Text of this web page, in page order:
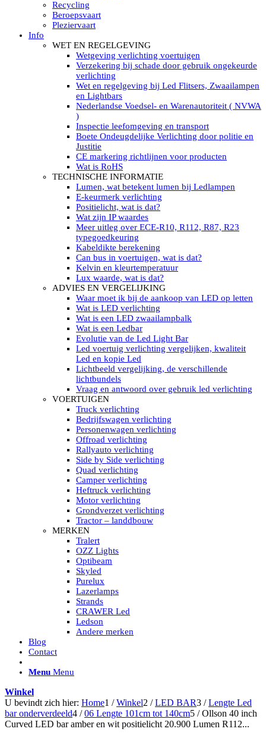
Led werklamp tractor
Led werklamp ADR
Led werklamp drukwaterdicht IP69K
Led werklampen assortiment Tralert
Led breedstralers Lazer
Led werklampen in Subcategorieën
LED WERKVERLICHTING
LED’s work werklamp met accu
LED’s work werklamp portable 220V
LED’s work werklamp Hybride
Led lichtslang 220 Volt
LED’s work werklamp met statief 220V
LED’s light PRO schijnwerpers 220V
LED High Bay verlichting 220V
Subcategorieën Led werkverlichting
LED SIGNALISATIE
Led Flitsers
Werkverlichting met Led flitsers
Led zwaailampbalk
Led Multi zwaailampbalk
Led flitsbalk compact
Traffic Advisors
Led zwaailicht
Accessoires signalering
Led signalisatie in Subcategorieën
LED KOPLAMPEN GEKEURD
Led koplampen inbouw
Led koplampen opbouw
Led koplampen tractoren
Subcategorieën Led koplampen
LED ZOEKLICHT
Electrische Led zoeklamp Allremote
Electrisch Led zoeklicht Golight
Marinco Roestvrijstaal Led zoeklicht
Elektrisch Led zoeklicht diverse
Led zoeklamp accessoires ALLremote
Led zoeklicht 230V
Subcategorieën Led zoeklichten
HELLA MARINE LED
Sea Hawk – Light Bars
Sea Hawk – Light Bars – Edge Light
Sea Hawk – Work Lights
RokLUME Led werklampen
HypaLUME Led werklampen
Subcategorieën Hella Marine Led
LED STRIPS
Led strip flexibel Click & Go
Led strip RGB op rol
Led strip IP68 waterdicht
Led strip kleur wit
Led strips Vantage
Led strip met ingebouwde accu
Subcategorieën Led strips
LED INTERIEUR VERLICHTING
Led verlichting interieur PIR / Touch
LED Armatuur met Strip 220V
Led strips
Subcategorieën Led interieur
PORTABLE ACCU LED LAMP
Led hoofdlamp
Camping led verlichting
Led zaklamp
Accu werklamp
ACCESSOIRES/ AANSLUITMATERIAAL
Can-bus interface
Accessoires Lazer
Kabelboom & Adapters
Installatiemateriaal
Recycling
Beroepsvaart
Pleziervaart
Info
WET EN REGELGEVING
Wetgeving verlichting voertuigen
Verzekering bij schade door gebruik ongekeurde
verlichting
Wet en regelgeving bij Led Flitsers, Zwaailampen
en Lightbars
Nederlandse Voedsel- en Warenautoriteit ( NVWA
)
Inspectie leefomgeving en transport
Boete Ondeugdelijke Verlichting door politie en
Justitie
CE markering richtlijnen voor producten
Wat is RoHS
TECHNISCHE INFORMATIE
Lumen, wat betekent lumen bij Ledlampen
E-keurmerk verlichting
Positielicht, wat is dat?
Wat zijn IP waardes
Meer uitleg over ECE-R10, R112, R87, R23
typegoedkeuring
Kabeldikte berekening
Can bus in voertuigen, wat is dat?
Kelvin en kleurtemperatuur
Lux waarde, wat is dat?
ADVIES EN VERGELIJKING
Waar moet ik bij de aankoop van LED op letten
Wat is LED verlichting
Wat is een LED zwaailampbalk
Wat is een Ledbar
Evolutie van de Led Light Bar
Led voertuig verlichting vergelijken, kwaliteit
Led en kopie Led
Lichtbeeld vergelijking, de verschillende
lichtbundels
Vraag en antwoord over gebruik led verlichting
VOERTUIGEN
Truck verlichting
Bedrijfswagen verlichting
Personenwagen verlichting
Offroad verlichting
Rallyauto verlichting
Side by Side verlichting
Quad verlichting
Camper verlichting
Heftruck verlichting
Motor verlichting
Grondverzet verlichting
Tractor – landdbouw
MERKEN
Tralert
OZZ Lights
Optibeam
Skyled
Purelux
Lazerlamps
Strands
CRAWER Led
Ledson
Andere merken
Blog
Contact
Menu Menu
Winkel
U bevindt zich hier: Home1 / Winkel2 / LED BAR3 / Lengte Led
bar onderverdeeld4 / 06 Lengte 101cm tot 140cm5 / Ollson 40 inch
Curved LED bar amber en wit positielicht 20.900 Lumen R112...